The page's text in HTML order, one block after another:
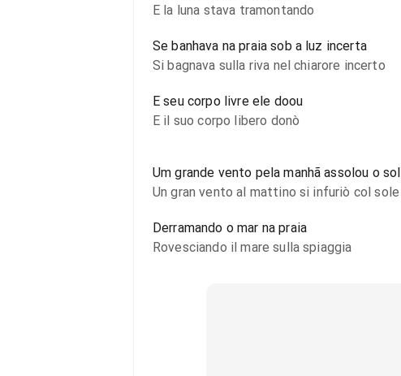
E la luna stava tramontando
Se banhava na praia sob a luz incerta
Si bagnava sulla riva nel chiarore incerto
E seu corpo livre ele doou
E il suo corpo libero donò
Um grande vento pela manhã assolou o sol
Un gran vento al mattino si infuriò col sole
Derramando o mar na praia
Rovesciando il mare sulla spiaggia